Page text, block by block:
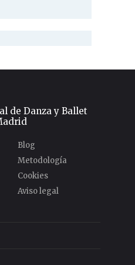
de Danza y Ballet
Blog
Metodología
Cookies
Aviso legal